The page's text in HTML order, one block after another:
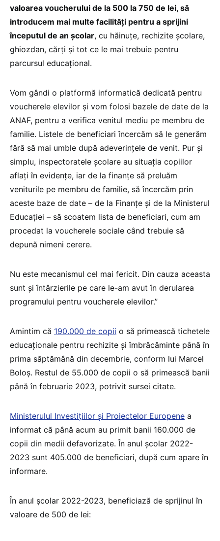
valoarea voucherului de la 500 la 750 de lei, să
introducem mai multe facilități pentru a sprijini
începutul de an școlar, cu hăinuțe, rechizite școlare,
ghiozdan, cărți și tot ce le mai trebuie pentru
parcursul educațional.
Vom gândi o platformă informatică dedicată pentru
voucherele elevilor și vom folosi bazele de date de la
ANAF, pentru a verifica venitul mediu pe membru de
familie. Listele de beneficiari încercăm să le generăm
fără să mai umble după adeverințele de venit. Pur și
simplu, inspectoratele școlare au situația copiilor
aflați în evidențe, iar de la finanțe să preluăm
veniturile pe membru de familie, să încercăm prin
aceste baze de date – de la Finanțe și de la Ministerul
Educației – să scoatem lista de beneficiari, cum am
procedat la voucherele sociale când trebuie să
depună nimeni cerere.
Nu este mecanismul cel mai fericit. Din cauza aceasta
sunt și întârzierile pe care le-am avut în derularea
programului pentru voucherele elevilor.”
Amintim că 190.000 de copii o să primească tichetele
educaționale pentru rechizite și îmbrăcăminte până în
prima săptămână din decembrie, conform lui Marcel
Boloș. Restul de 55.000 de copii o să primească banii
până în februarie 2023, potrivit sursei citate.
Ministerulul Investițiilor și Proiectelor Europene a
informat că până acum au primit banii 160.000 de
copii din medii defavorizate. În anul școlar 2022-
2023 sunt 405.000 de beneficiari, după cum apare în
informare.
În anul școlar 2022-2023, beneficiază de sprijinul în
valoare de 500 de lei: